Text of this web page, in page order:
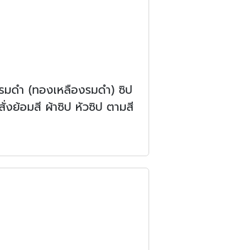
มดำ (ทองเหลืองรมดำ) ซิป
งย้อมสี ผ้าซิป หัวซิป ตามสี